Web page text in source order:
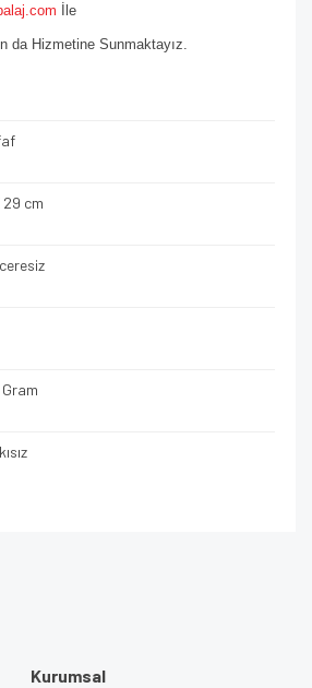
İle
da Hizmetine Sunmaktayız.
29 cm
Kurumsal